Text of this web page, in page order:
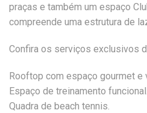
praças e também um espaço
compreende uma estrutura de
Confira os serviços exclusivos
Rooftop com espaço gourmet e
Espaço de treinamento funcional.
Quadra de beach tennis.